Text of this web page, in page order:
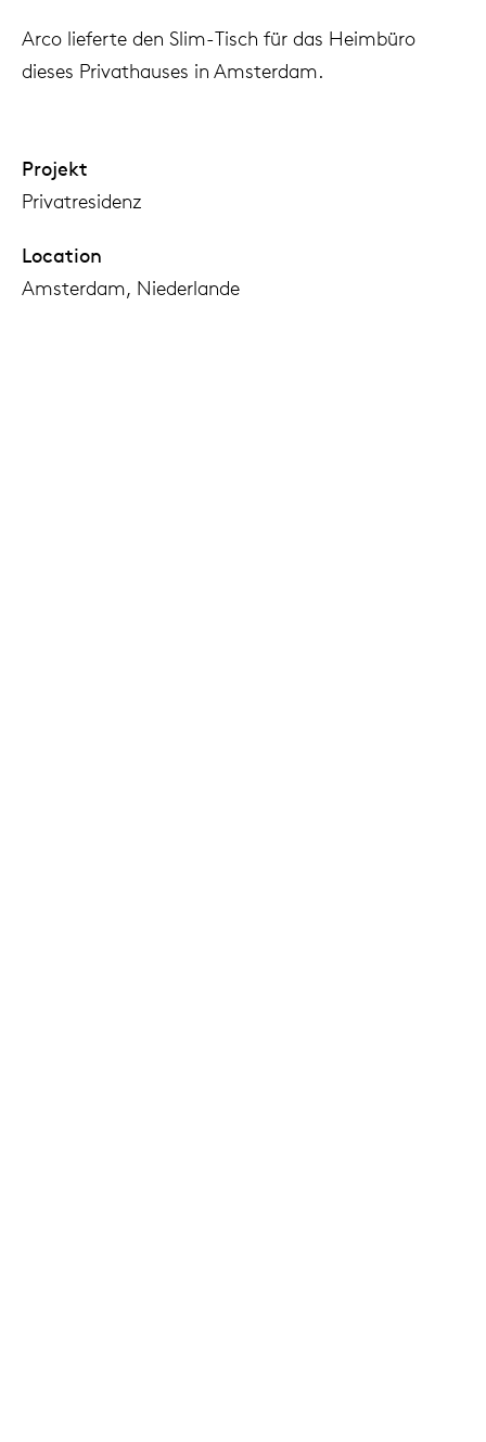
Arco lieferte den Slim-Tisch für das Heimbüro
dieses Privathauses in Amsterdam.
Projekt
Privatresidenz
Location
Amsterdam, Niederlande